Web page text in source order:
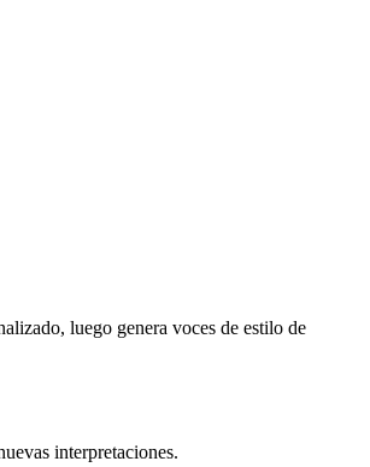
luego genera voces de estilo de
interpretaciones.